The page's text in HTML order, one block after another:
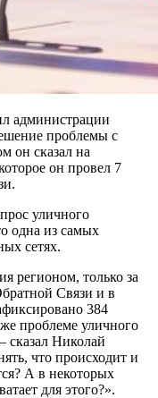
администрации
проблемы с
он сказал на
он провел 7
уличного
одна из самых
сетях.
регионом, только за
Связи и в
384
проблеме уличного
сказал Николай
что происходит и
А в некоторых
для этого?».